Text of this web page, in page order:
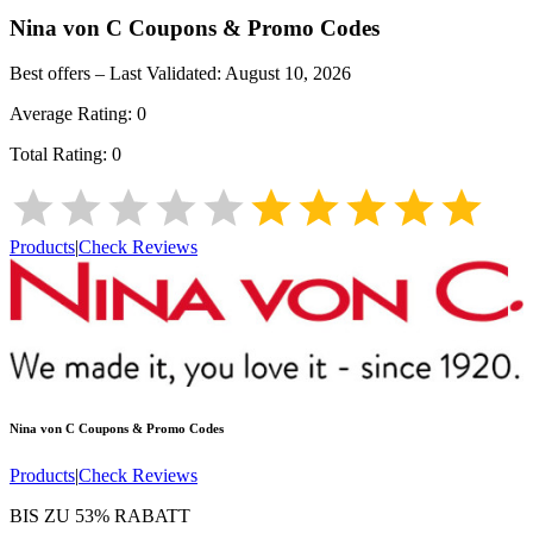
Nina von C Coupons & Promo Codes
Best offers – Last Validated: August 10, 2026
Average Rating: 0
Total Rating: 0
Products|Check Reviews
Nina von C Coupons & Promo Codes
Products|Check Reviews
BIS ZU 53% RABATT